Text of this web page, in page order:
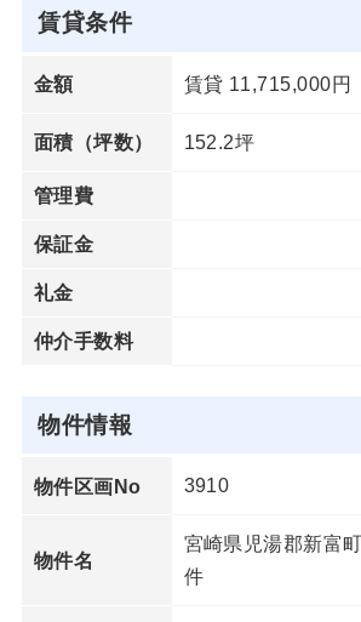
賃貸条件
金額 賃貸 11,715,000円
面積（坪数） 152.2坪
管理費
保証金
礼金
仲介手数料
物件情報
物件区画No 3910
物件名
宮崎県児湯郡新富
件